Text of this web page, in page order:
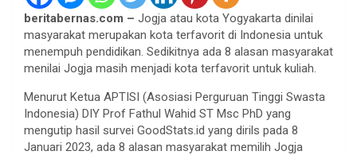
beritabernas.com – Jogja atau kota Yogyakarta dinilai
masyarakat merupakan kota terfavorit di Indonesia untuk
menempuh pendidikan. Sedikitnya ada 8 alasan masyarakat
menilai Jogja masih menjadi kota terfavorit untuk kuliah.
Menurut Ketua APTISI (Asosiasi Perguruan Tinggi Swasta
Indonesia) DIY Prof Fathul Wahid ST Msc PhD yang
mengutip hasil survei GoodStats.id yang dirils pada 8
Januari 2023, ada 8 alasan masyarakat memilih Jogja